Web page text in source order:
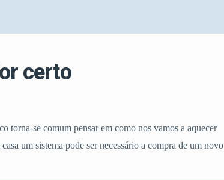
certo
torna-se comum pensar em como nos vamos a aquecer
um sistema pode ser necessário a compra de um novo